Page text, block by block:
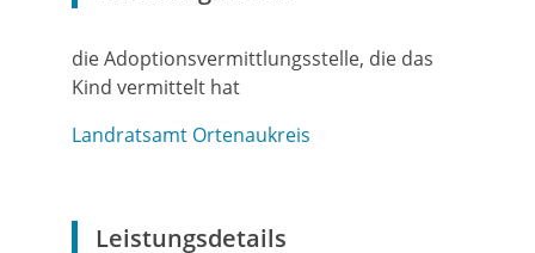
die Adoptionsvermittlungsstelle, die das
Kind vermittelt hat
Landratsamt Ortenaukreis
Leistungsdetails